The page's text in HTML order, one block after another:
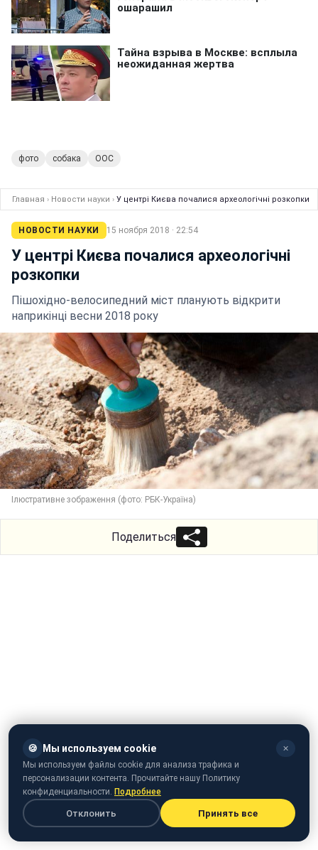
фото собака ООС
Главная › Новости науки › У центрі Києва почалися археологічні розкопки
НОВОСТИ НАУКИ 15 ноября 2018 · 22:54
У центрі Києва почалися археологічні
розкопки
Пішохідно-велосипедний міст планують відкрити
наприкінці весни 2018 року
Ілюстративне зображення (фото: РБК-Україна)
Поделиться
🍪 Мы используем cookie ✕
Мы используем файлы cookie для анализа трафика и
персонализации контента. Прочитайте нашу Политику
конфиденциальности. Подробнее
Отклонить Принять все